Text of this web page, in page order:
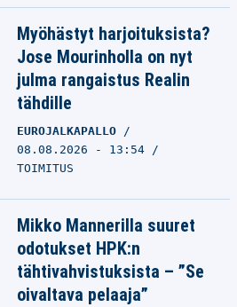
Myöhästyt harjoituksista?
Jose Mourinholla on nyt
julma rangaistus Realin
tähdille
EUROJALKAPALLO
08.08.2026 - 13:54
TOIMITUS
Mikko Mannerilla suuret
odotukset HPK:n
tähtivahvistuksista – ”Se
oivaltava pelaaja”